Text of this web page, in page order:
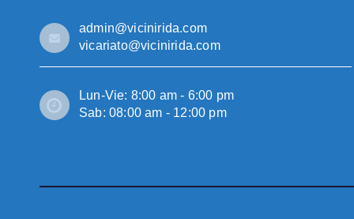
admin@vicinirida.com
vicariato@vicinirida.com
Lun-Vie: 8:00 am - 6:00 pm
Sab: 08:00 am - 12:00 pm